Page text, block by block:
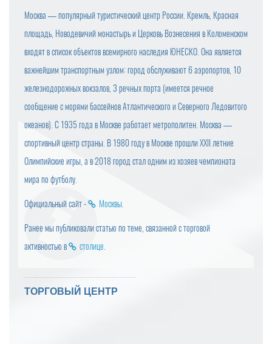
Москва — популярный туристический центр России. Кремль, Красная
площадь, Новодевичий монастырь и Церковь Вознесения в Коломенском
входят в список объектов всемирного наследия ЮНЕСКО. Она является
важнейшим транспортным узлом: город обслуживают 6 аэропортов, 10
железнодорожных вокзалов, 3 речных порта (имеется речное
сообщение с морями бассейнов Атлантического и Северного Ледовитого
океанов). С 1935 года в Москве работает метрополитен. Москва —
спортивный центр страны. В 1980 году в Москве прошли XXII летние
Олимпийские игры, а в 2018 город стал одним из хозяев чемпионата
мира по футболу.
Официальный сайт - Москвы.
Ранее мы публиковали статью по теме, связанной с торговой
активностью в
столице.
ТОРГОВЫЙ ЦЕНТР